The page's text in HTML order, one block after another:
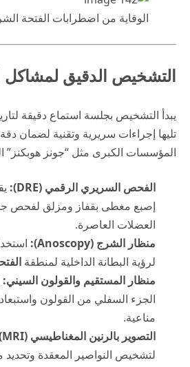
الوقاية من اضطرابات الفتحة
التشخيص الدقيق لمشاكل
يبدأ التشخيص بجلسة استماع دقيقة
تليها إجراءات سريرية وتقنية لضمان
المؤسسات الكبرى مثل “جونز هوبكنز”
الفحص السريري الرقمي (DRE):
إصبع مغطى بقفاز ومزلق لفحص
العضلات العاصرة.
منظار الشرج (Anoscopy):
لرؤية البطانة الداخلية لمنطقة
منظار المستقيم والقولون السيني:
الجزء السفلي من القولون واستبعاد
مناعية.
التصوير بالرنين المغناطيسي (MRI):
لتشخيص النواصير المعقدة وتحديد